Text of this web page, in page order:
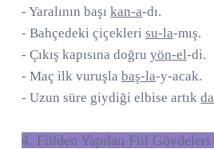
- Yaralının başı kan-a-dı.
- Bahçedeki çiçekleri su-la-mış.
- Çıkış kapısına doğru yön-el-di.
- Maç ilk vuruşla baş-la-y-acak.
- Uzun süre giydiği elbise artık
4. Fiilden Yapılan Fiil Gövdeleri